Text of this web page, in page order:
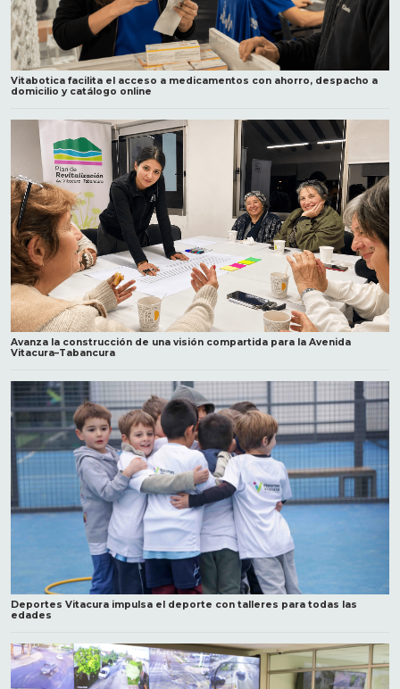
Vitabotica facilita el acceso a medicamentos con ahorro, despacho a
domicilio y catálogo online
Avanza la construcción de una visión compartida para la Avenida
Vitacura–Tabancura
Deportes Vitacura impulsa el deporte con talleres para todas las
edades